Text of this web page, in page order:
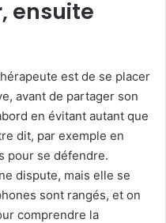
ensuite
est de se placer
avant de partager son
en évitant autant que
dit, par exemple en
pour se défendre.
dispute, mais elle se
sont rangés, et on
comprendre la